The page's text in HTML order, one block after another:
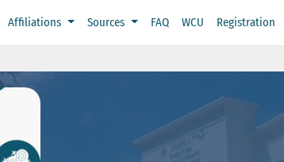
Affiliations Sources FAQ WCU Registration